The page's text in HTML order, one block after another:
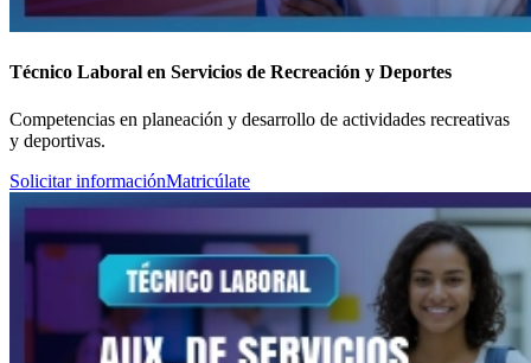
Técnico Laboral en Servicios de Recreación y Deportes
Competencias en planeación y desarrollo de actividades recreativas
y deportivas.
Solicitar informaciónMatricúlate